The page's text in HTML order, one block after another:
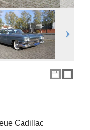
Cadillac